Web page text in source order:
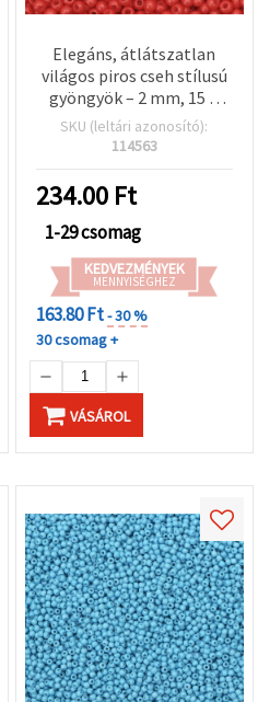
Elegáns, átlátszatlan
világos piros cseh stílusú
gyöngyök – 2 mm, 15 g
(kb. 2050 db), tökéletes
romantikus
hímzéshez
SKU (leltári azonosító):
114563
234.00 Ft
1-29 csomag
KEDVEZMÉNYEK
MENNYISÉGHEZ
163.80 Ft- 30 %
30 csomag +
VÁSÁROL